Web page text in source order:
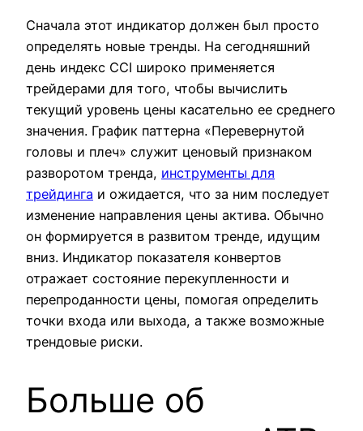
Сначала этот индикатор должен был просто
определять новые тренды. На сегодняшний
день индекс CCI широко применяется
трейдерами для того, чтобы вычислить
текущий уровень цены касательно ее среднего
значения. График паттерна «Перевернутой
головы и плеч» служит ценовый признаком
разворотом тренда, инструменты для
трейдинга и ожидается, что за ним последует
изменение направления цены актива. Обычно
он формируется в развитом тренде, идущим
вниз. Индикатор показателя конвертов
отражает состояние перекупленности и
перепроданности цены, помогая определить
точки входа или выхода, а также возможные
трендовые риски.
Больше об